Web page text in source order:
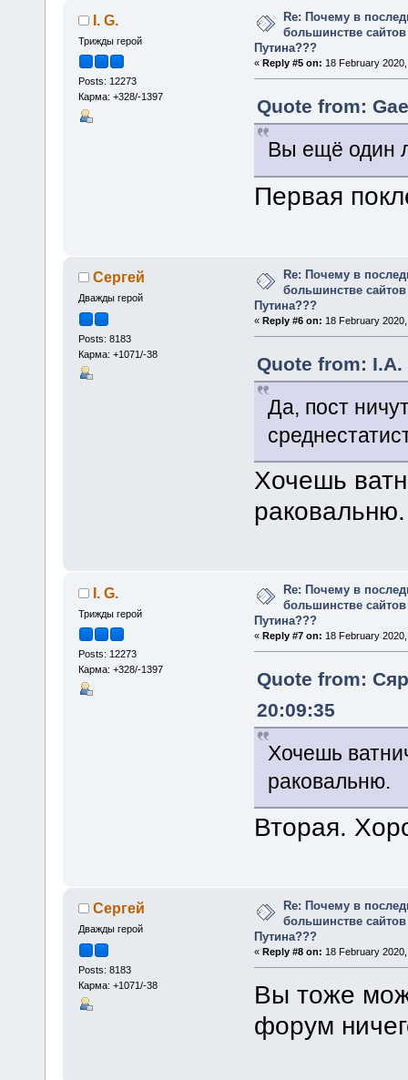
I. G.
Трижды герой
Posts: 12273
Карма: +328/-1397
Re: Почему в
большинстве
Путина???
« Reply #5 on: 18 February
Quote from:
Вы ещё один
Первая
Сергей
Дважды герой
Posts: 8183
Карма: +1071/-38
Re: Почему в
большинстве
Путина???
« Reply #6 on: 18 February
Quote from: I.A.
Да, пост
Хочешь
раковальню.
I. G.
Трижды герой
Posts: 12273
Карма: +328/-1397
Re: Почему в
большинстве
Путина???
« Reply #7 on: 18 February
Quote from:
20:09:35
Хочешь
раковальню.
Вторая.
Сергей
Дважды герой
Posts: 8183
Карма: +1071/-38
Re: Почему в
большинстве
Путина???
« Reply #8 on: 18 February
Вы тоже
форум